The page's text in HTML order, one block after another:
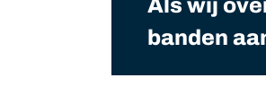
Als wij
banden